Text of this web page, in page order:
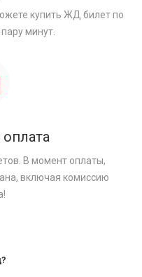
купить ЖД билет по
минут.
В момент оплаты,
включая комиссию